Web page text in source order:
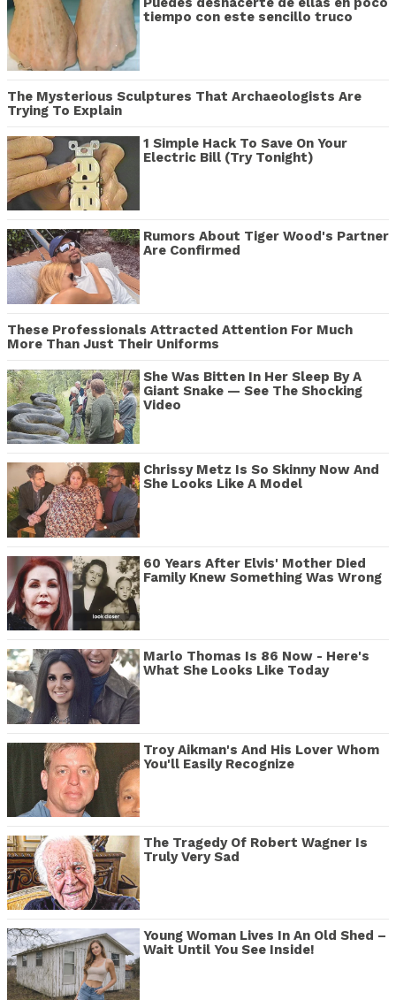
tiempo con este sencillo truco
The Mysterious Sculptures That Archaeologists Are
Trying To Explain
1 Simple Hack To Save On Your
Electric Bill (Try Tonight)
Rumors About Tiger Wood's Partner
Are Confirmed
These Professionals Attracted Attention For Much
More Than Just Their Uniforms
She Was Bitten In Her Sleep By A
Giant Snake — See The Shocking
Video
Chrissy Metz Is So Skinny Now And
She Looks Like A Model
60 Years After Elvis' Mother Died
Family Knew Something Was Wrong
Marlo Thomas Is 86 Now - Here's
What She Looks Like Today
Troy Aikman's And His Lover Whom
You'll Easily Recognize
The Tragedy Of Robert Wagner Is
Truly Very Sad
Young Woman Lives In An Old Shed –
Wait Until You See Inside!